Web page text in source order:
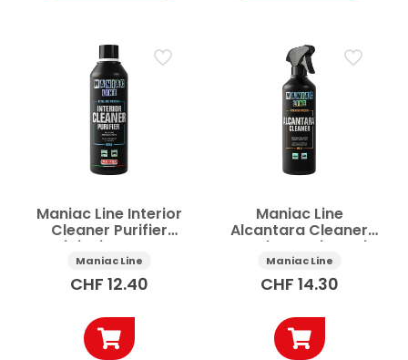
Maniac Line Interior
Cleaner Purifier
igienizzante
abitacolo 5 l
Maniac Line
CHF 12.40
Maniac Line
Alcantara Cleaner
omologato interni
auto 500 ml
Maniac Line
CHF 14.30